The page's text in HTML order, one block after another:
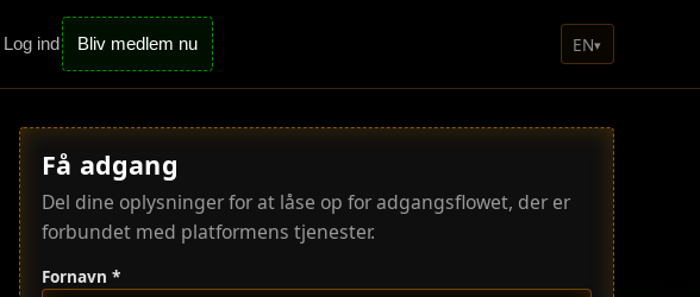
Log ind Bliv medlem nu EN▾
Få adgang
Del dine oplysninger for at låse op for adgangsflowet, der er
forbundet med platformens tjenester.
Fornavn *